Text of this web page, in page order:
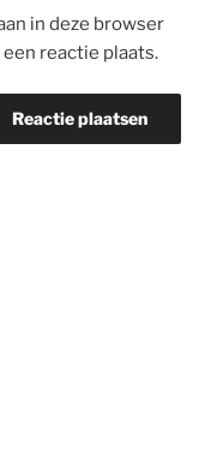
in deze browser
reactie plaats.